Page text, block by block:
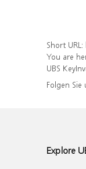
Short URL:
You are
UBS
Folgen Sie
Explore